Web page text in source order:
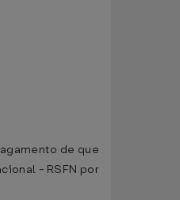
de que
- RSFN por